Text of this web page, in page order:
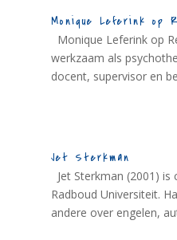
Monique Leferink op
Monique Leferink op
werkzaam als
docent, supervisor en
Jet Sterkman
Jet Sterkman (2001)
Radboud Universiteit.
andere over engelen,